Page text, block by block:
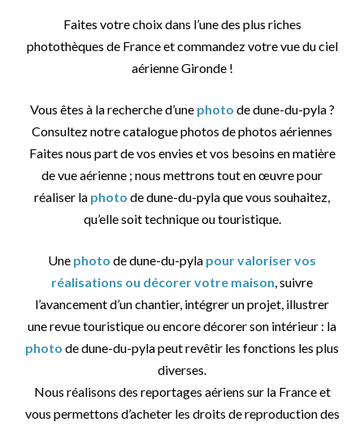
Faites votre choix dans l’une des plus riches
photothèques de France et commandez votre vue du ciel
aérienne Gironde !
Vous êtes à la recherche d’une photo de dune-du-pyla ?
Consultez notre catalogue photos de photos aériennes
Faites nous part de vos envies et vos besoins en matière
de vue aérienne ; nous mettrons tout en œuvre pour
réaliser la photo de dune-du-pyla que vous souhaitez,
qu’elle soit technique ou touristique.
Une photo de dune-du-pyla pour valoriser vos
réalisations ou décorer votre maison , suivre
l’avancement d’un chantier, intégrer un projet, illustrer
une revue touristique ou encore décorer son intérieur : la
photo de dune-du-pyla peut revêtir les fonctions les plus
diverses.
Nous réalisons des reportages aériens sur la France et
vous permettons d’acheter les droits de reproduction des